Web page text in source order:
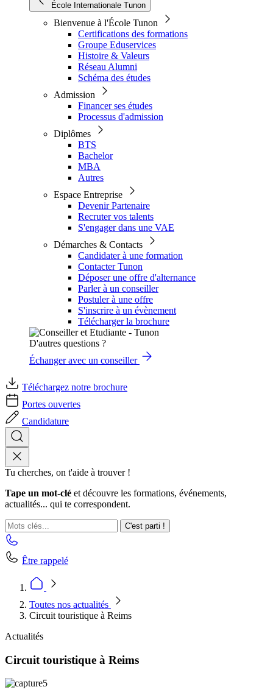
École Internationale Tunon
Bienvenue à l'École Tunon
Certifications des formations
Groupe Eduservices
Histoire & Valeurs
Réseau Alumni
Schéma des études
Admission
Financer ses études
Processus d'admission
Diplômes
BTS
Bachelor
MBA
Autres
Espace Entreprise
Devenir Partenaire
Recruter vos talents
S'engager dans une VAE
Démarches & Contacts
Candidater à une formation
Contacter Tunon
Déposer une offre d'alternance
Parler à un conseiller
Postuler à une offre
S'inscrire à un évènement
Télécharger la brochure
D'autres questions ?
Échanger avec un conseiller
Téléchargez notre brochure
Portes ouvertes
Candidature
Tu cherches, on t'aide à trouver !
Tape un mot-clé et découvre les formations, événements,
actualités... qui te correspondent.
C'est parti !
Être rappelé
Toutes nos actualités
Circuit touristique à Reims
Actualités
Circuit touristique à Reims